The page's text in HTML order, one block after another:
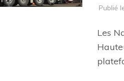
Publié
Les